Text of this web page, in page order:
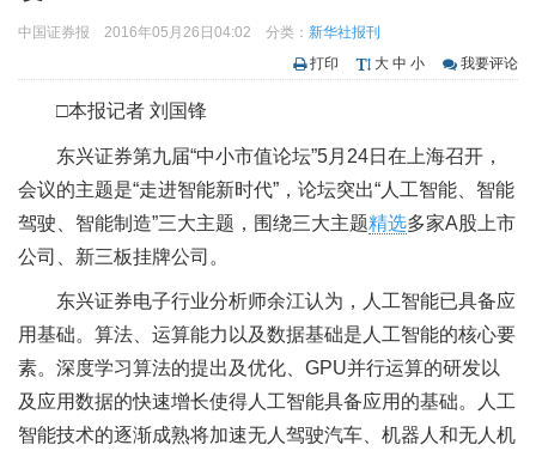
中国证券报 2016年05月26日04:02 分类： 新华社报刊
打印
大 中 小 我要评论
□本报记者 刘国锋
东兴证券第九届“中小市值论坛”5月24日在上海召开，
会议的主题是“走进智能新时代”，论坛突出“人工智能、智能
驾驶、智能制造”三大主题，围绕三大主题精选多家A股上市
公司、新三板挂牌公司。
东兴证券电子行业分析师余江认为，人工智能已具备应
用基础。算法、运算能力以及数据基础是人工智能的核心要
素。深度学习算法的提出及优化、GPU并行运算的研发以
及应用数据的快速增长使得人工智能具备应用的基础。人工
智能技术的逐渐成熟将加速无人驾驶汽车、机器人和无人机